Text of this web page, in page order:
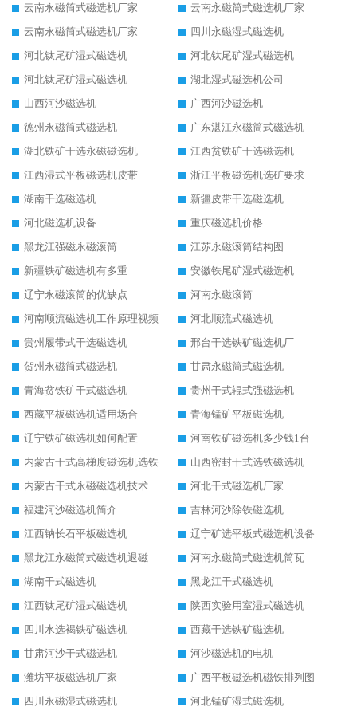
云南永磁筒式磁选机厂家
云南永磁筒式磁选机厂家
云南永磁筒式磁选机厂家
四川永磁湿式磁选机
河北钛尾矿湿式磁选机
河北钛尾矿湿式磁选机
河北钛尾矿湿式磁选机
湖北湿式磁选机公司
山西河沙磁选机
广西河沙磁选机
德州永磁筒式磁选机
广东湛江永磁筒式磁选机
湖北铁矿干选永磁磁选机
江西贫铁矿干选磁选机
江西湿式平板磁选机皮带
浙江平板磁选机选矿要求
湖南干选磁选机
新疆皮带干选磁选机
河北磁选机设备
重庆磁选机价格
黑龙江强磁永磁滚筒
江苏永磁滚筒结构图
新疆铁矿磁选机有多重
安徽铁尾矿湿式磁选机
辽宁永磁滚筒的优缺点
河南永磁滚筒
河南顺流磁选机工作原理视频
河北顺流式磁选机
贵州履带式干选磁选机
邢台干选铁矿磁选机厂
贺州永磁筒式磁选机
甘肃永磁筒式磁选机
青海贫铁矿干式磁选机
贵州干式辊式强磁选机
西藏平板磁选机适用场合
青海锰矿平板磁选机
辽宁铁矿磁选机如何配置
河南铁矿磁选机多少钱1台
内蒙古干式高梯度磁选机选铁
山西密封干式选铁磁选机
内蒙古干式永磁磁选机技术要求
河北干式磁选机厂家
福建河沙磁选机简介
吉林河沙除铁磁选机
江西钠长石平板磁选机
辽宁矿选平板式磁选机设备
黑龙江永磁筒式磁选机退磁
河南永磁筒式磁选机筒瓦
湖南干式磁选机
黑龙江干式磁选机
江西钛尾矿湿式磁选机
陕西实验用室湿式磁选机
四川水选褐铁矿磁选机
西藏干选铁矿磁选机
甘肃河沙干式磁选机
河沙磁选机的电机
潍坊平板磁选机厂家
广西平板磁选机磁铁排列图
四川永磁湿式磁选机
河北锰矿湿式磁选机